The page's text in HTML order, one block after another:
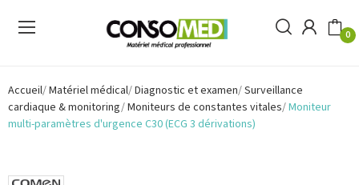
0
Accueil Matériel médical Diagnostic et examen Surveillance
cardiaque & monitoring Moniteurs de constantes vitales Moniteur
multi-paramètres d'urgence C30 (ECG 3 dérivations)